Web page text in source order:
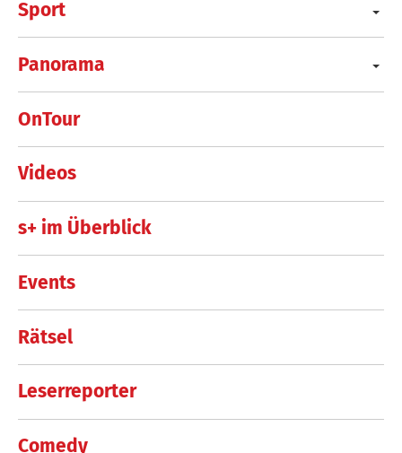
Sport
Panorama
OnTour
Videos
s+ im Überblick
Events
Rätsel
Leserreporter
Comedy